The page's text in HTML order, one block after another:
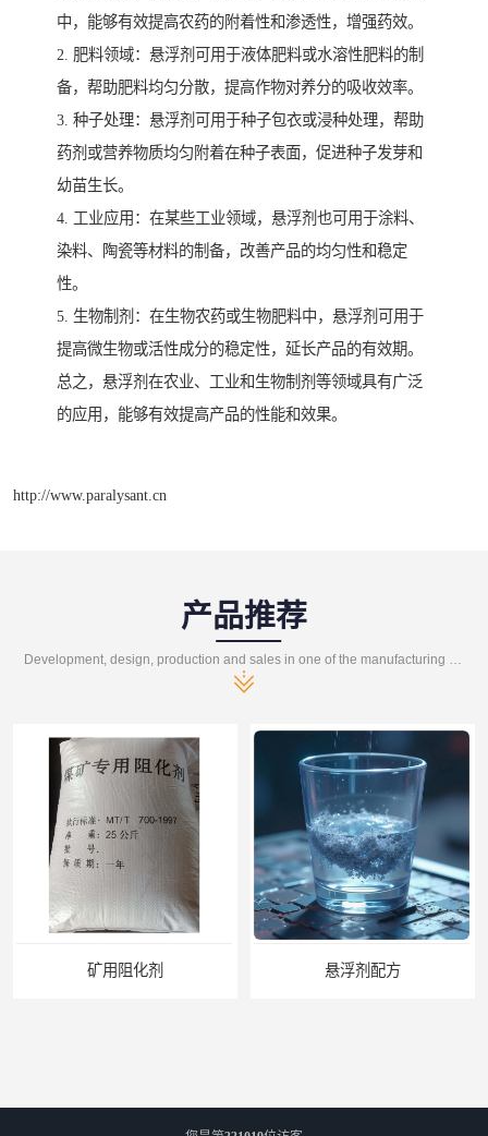
中，能够有效提高农药的附着性和渗透性，增强药效。
2. 肥料领域：悬浮剂可用于液体肥料或水溶性肥料的制
备，帮助肥料均匀分散，提高作物对养分的吸收效率。
3. 种子处理：悬浮剂可用于种子包衣或浸种处理，帮助
药剂或营养物质均匀附着在种子表面，促进种子发芽和
幼苗生长。
4. 工业应用：在某些工业领域，悬浮剂也可用于涂料、
染料、陶瓷等材料的制备，改善产品的均匀性和稳定
性。
5. 生物制剂：在生物农药或生物肥料中，悬浮剂可用于
提高微生物或活性成分的稳定性，延长产品的有效期。
总之，悬浮剂在农业、工业和生物制剂等领域具有广泛
的应用，能够有效提高产品的性能和效果。
http://www.paralysant.cn
产品推荐
Development, design, production and sales in one of the manufacturing enterprises
矿用阻化剂 悬浮剂配方